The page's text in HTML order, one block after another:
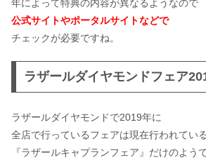
年によって特典の内容が異なるようなので
公式サイトやポータルサイトなどで
チェックが必要ですね。
ラザールダイヤモンドフェア
ラザールダイヤモンドで2019年に
全店で行っているフェアは現在行われている
『ラザールキャプランフェア』だけのようで